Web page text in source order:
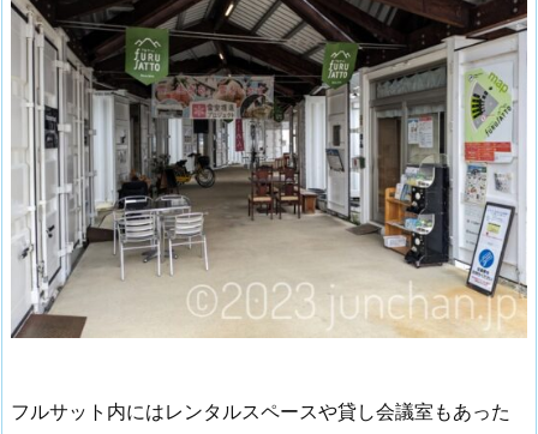
フルサット内にはレンタルスペースや貸し会議室もあった